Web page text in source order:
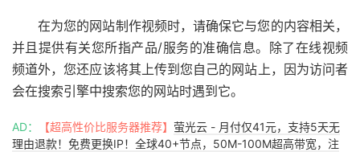
在为您的网站制作视频时，请确保它与您的内容相关，
并且提供有关您所指产品/服务的准确信息。除了在线视频
频道外，您还应该将其上传到您自己的网站上，因为访问者
会在搜索引擎中搜索您的网站时遇到它。
AD： 【超高性价比服务器推荐】 萤光云 - 月付仅41元，支持5天无
理由退款！免费更换IP！全球40+节点，50M-100M超高带宽，注